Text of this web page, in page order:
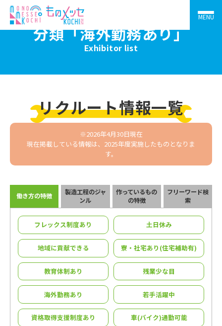
MENU
分類「海外勤務あり」
Exhibitor list
リクルート情報一覧
※2026年4月30日現在
現在掲載している情報は、2025年度実施したものとなりま
す。
働き方の特徴
製造工程のジャ
ンル
作っているもの
の特徴
フリーワード検
索
フレックス制度あり ⼟⽇休み
地域に貢献できる 寮・社宅あり(住宅補助有)
教育体制あり 残業少な目
海外勤務あり 若⼿活躍中
資格取得支援制度あり 車(バイク)通勤可能